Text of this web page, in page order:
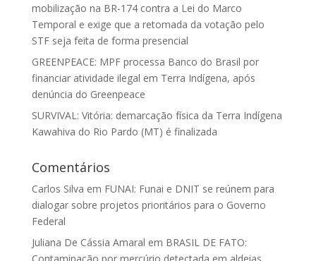
mobilização na BR-174 contra a Lei do Marco
Temporal e exige que a retomada da votação pelo
STF seja feita de forma presencial
GREENPEACE: MPF processa Banco do Brasil por
financiar atividade ilegal em Terra Indígena, após
denúncia do Greenpeace
SURVIVAL: Vitória: demarcação física da Terra Indígena
Kawahiva do Rio Pardo (MT) é finalizada
Comentários
Carlos Silva em FUNAI: Funai e DNIT se reúnem para
dialogar sobre projetos prioritários para o Governo
Federal
Juliana De Cássia Amaral em BRASIL DE FATO: